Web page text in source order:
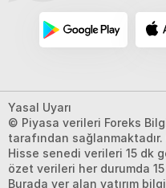
Yasal Uyarı
© Piyasa verileri Foreks
tarafından
Hisse senedi verileri 15 dk
özet verileri her durumda
Burada yer alan yatırım